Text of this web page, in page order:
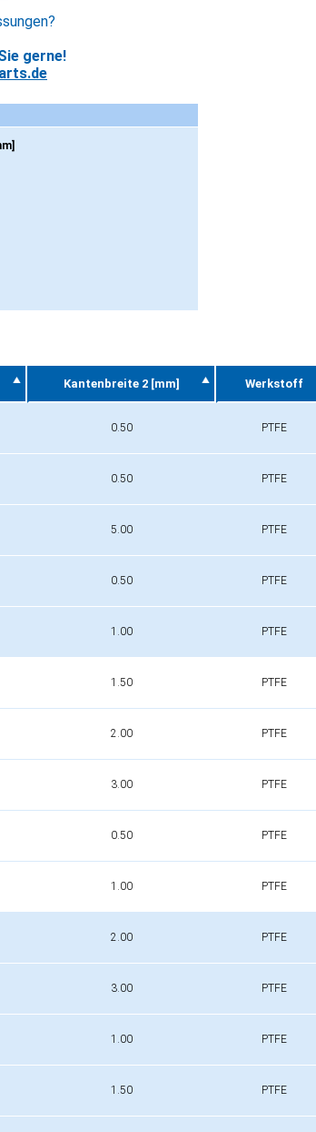
gerne!
Kantenbreite 2 [mm] Werkstoff
0.50 PTFE
0.50 PTFE
5.00 PTFE
0.50 PTFE
1.00 PTFE
1.50 PTFE
2.00 PTFE
3.00 PTFE
0.50 PTFE
1.00 PTFE
2.00 PTFE
3.00 PTFE
1.00 PTFE
1.50 PTFE